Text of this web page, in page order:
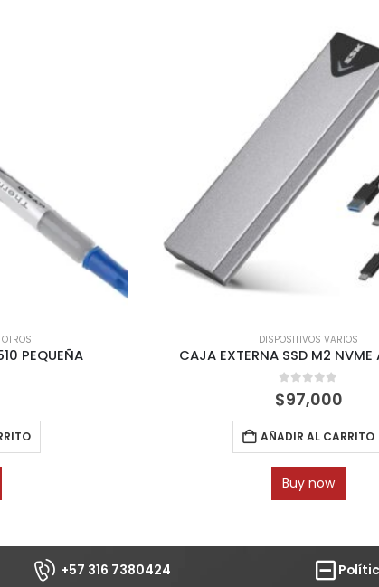
OTROS
PEQUEÑA
DISPOSITIVOS VARIOS
CAJA EXTERNA SSD M2 NVME
0 out of 5
$97,000
AÑADIR AL CARRITO
Buy now
+57 316 7380424